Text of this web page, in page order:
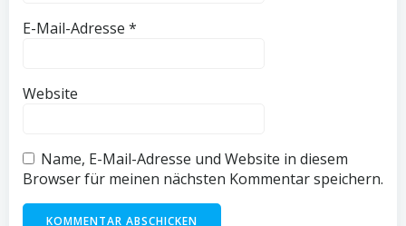
E-Mail-Adresse *
Website
Name, E-Mail-Adresse und Website in diesem
Browser für meinen nächsten Kommentar speichern.